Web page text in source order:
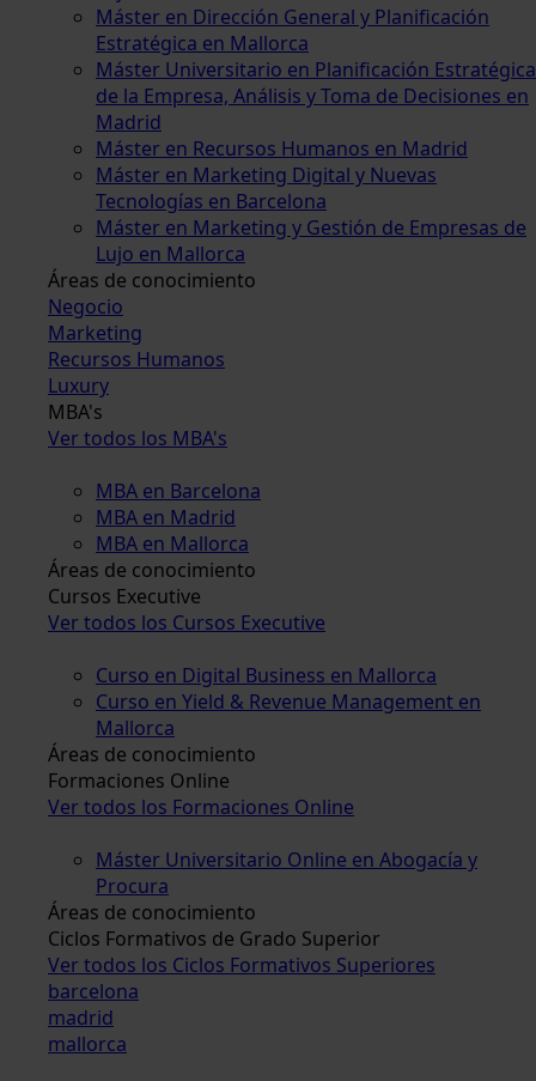
Máster en Dirección General y Planificación
Estratégica en Mallorca
Máster Universitario en Planificación Estratégica
de la Empresa, Análisis y Toma de Decisiones en
Madrid
Máster en Recursos Humanos en Madrid
Máster en Marketing Digital y Nuevas
Tecnologías en Barcelona
Máster en Marketing y Gestión de Empresas de
Lujo en Mallorca
Áreas de conocimiento
Negocio
Marketing
Recursos Humanos
Luxury
MBA's
Ver todos los MBA's
MBA en Barcelona
MBA en Madrid
MBA en Mallorca
Áreas de conocimiento
Cursos Executive
Ver todos los Cursos Executive
Curso en Digital Business en Mallorca
Curso en Yield & Revenue Management en
Mallorca
Áreas de conocimiento
Formaciones Online
Ver todos los Formaciones Online
Máster Universitario Online en Abogacía y
Procura
Áreas de conocimiento
Ciclos Formativos de Grado Superior
Ver todos los Ciclos Formativos Superiores
barcelona
madrid
mallorca